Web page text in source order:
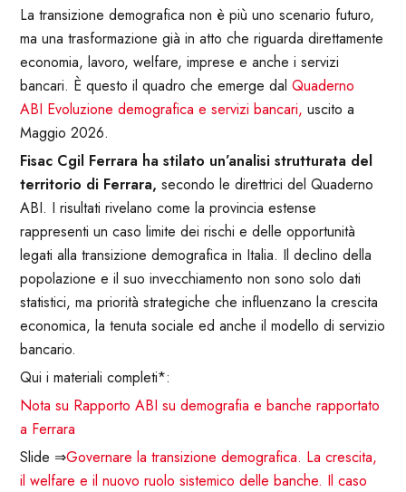
La transizione demografica non è più uno scenario futuro,
ma una trasformazione già in atto che riguarda direttamente
economia, lavoro, welfare, imprese e anche i servizi
bancari. È questo il quadro che emerge dal Quaderno
ABI Evoluzione demografica e servizi bancari, uscito a
Maggio 2026.
Fisac Cgil Ferrara ha stilato un’analisi strutturata del
territorio di Ferrara, secondo le direttrici del Quaderno
ABI. I risultati rivelano come la provincia estense
rappresenti un caso limite dei rischi e delle opportunità
legati alla transizione demografica in Italia. Il declino della
popolazione e il suo invecchiamento non sono solo dati
statistici, ma priorità strategiche che influenzano la crescita
economica, la tenuta sociale ed anche il modello di servizio
bancario.
Qui i materiali completi*:
Nota su Rapporto ABI su demografia e banche rapportato
a Ferrara
Slide ⇒Governare la transizione demografica. La crescita,
il welfare e il nuovo ruolo sistemico delle banche. Il caso